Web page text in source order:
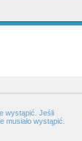
wystąpić. Jeśli
musiało wystąpić.